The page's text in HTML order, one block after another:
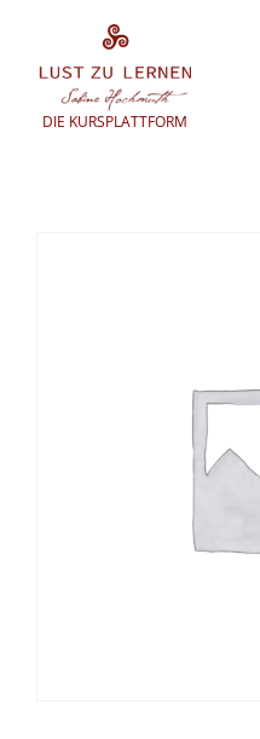
springen
DIE KURSPLATTFORM